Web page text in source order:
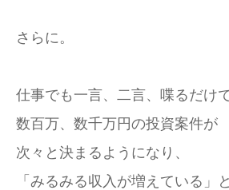
さらに。
仕事でも一言、二言、喋るだけ
数百万、数千万円の投資案件が
次々と決まるようになり、
「みるみる収入が増えている」と